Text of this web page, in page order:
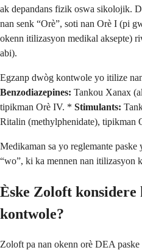
ak depandans fizik oswa sikolojik.
nan senk “Orè”, soti nan Orè I (pi
okenn itilizasyon medikal aksepte)
abi).
Egzanp dwòg kontwole yo itilize
Benzodiazepines: Tankou Xanax
tipikman Orè IV. * Stimulants:
Ritalin (methylphenidate), tipikman
Medikaman sa yo reglemante
“wo”, ki ka mennen nan itilizasyon
Èske Zoloft konsidere
kontwole?
Zoloft pa nan okenn orè DEA